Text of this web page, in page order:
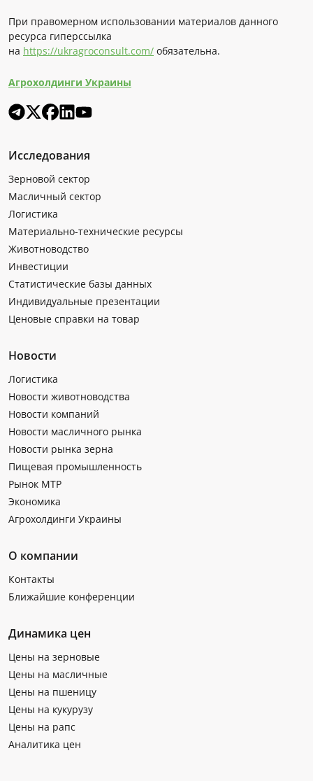
При правомерном использовании материалов данного
ресурса гиперссылка
на https://ukragroconsult.com/ обязательна.
Агрохолдинги Украины
Исследования
Зерновой сектор
Масличный сектор
Логистика
Материально-технические ресурсы
Животноводство
Инвестиции
Статистические базы данных
Индивидуальные презентации
Ценовые справки на товар
Новости
Логистика
Новости животноводства
Новости компаний
Новости масличного рынка
Новости рынка зерна
Пищевая промышленность
Рынок МТР
Экономика
Агрохолдинги Украины
О компании
Контакты
Ближайшие конференции
Динамика цен
Цены на зерновые
Цены на масличные
Цены на пшеницу
Цены на кукурузу
Цены на рапс
Аналитика цен